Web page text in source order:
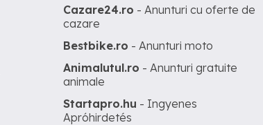
Cazare24.ro - Anunturi cu oferte de
cazare
Bestbike.ro - Anunturi moto
Animalutul.ro - Anunturi gratuite
animale
Startapro.hu - Ingyenes
Apróhirdetés